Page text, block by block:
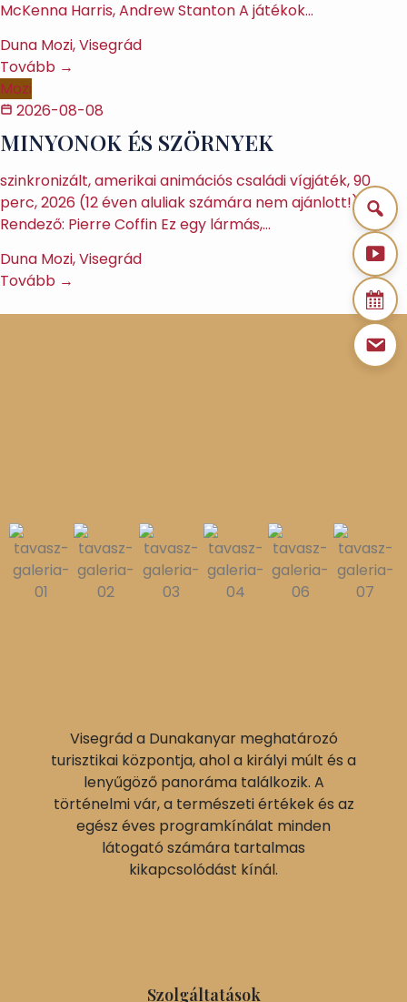
McKenna Harris, Andrew Stanton A játékok…
Duna Mozi, Visegrád
Tovább →
Mozi
2026-08-08
MINYONOK ÉS SZÖRNYEK
szinkronizált, amerikai animációs családi vígjáték, 90
perc, 2026 (12 éven aluliak számára nem ajánlott!)
Rendező: Pierre Coffin Ez egy lármás,…
Duna Mozi, Visegrád
Tovább →
Visegrád a Dunakanyar meghatározó
turisztikai központja, ahol a királyi múlt és a
lenyűgöző panoráma találkozik. A
történelmi vár, a természeti értékek és az
egész éves programkínálat minden
látogató számára tartalmas
kikapcsolódást kínál.
Szolgáltatások